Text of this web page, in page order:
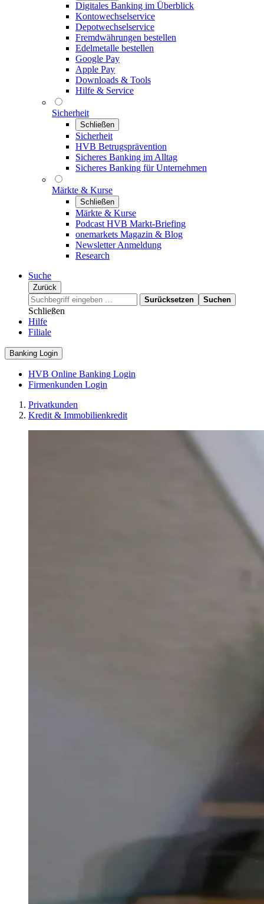
Digitales Banking im Überblick
Kontowechselservice
Depotwechselservice
Fremdwährungen bestellen
Edelmetalle bestellen
Google Pay
Apple Pay
Downloads & Tools
Hilfe & Service
Sicherheit
Schließen
Sicherheit
HVB Betrugsprävention
Sicheres Banking im Alltag
Sicheres Banking für Unternehmen
Märkte & Kurse
Schließen
Märkte & Kurse
Podcast HVB Markt-Briefing
onemarkets Magazin & Blog
Newsletter Anmeldung
Research
Suche
Zurück
Surücksetzen
Suchen
Schließen
Hilfe
Filiale
Banking Login
HVB Online Banking Login
Firmenkunden Login
Privatkunden
Kredit & Immobilienkredit